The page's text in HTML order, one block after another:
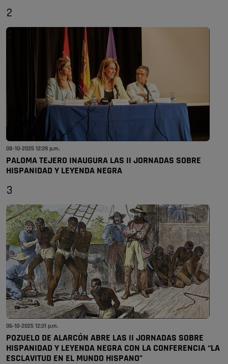
2
08-10-2025 12:39 p.m.
PALOMA TEJERO INAUGURA LAS II JORNADAS SOBRE
HISPANIDAD Y LEYENDA NEGRA
3
06-10-2025 12:31 p.m.
POZUELO DE ALARCÓN ABRE LAS II JORNADAS SOBRE
HISPANIDAD Y LEYENDA NEGRA CON LA CONFERENCIA “LA
ESCLAVITUD EN EL MUNDO HISPANO”